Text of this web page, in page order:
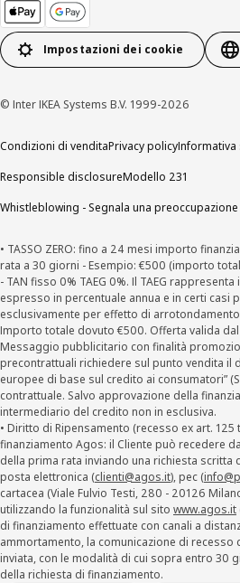
Impostazioni dei cookie
© Inter IKEA Systems B.V. 1999-2026
Condizioni di venditaPrivacy policyInformativa
Responsible disclosureModello 231
Whistleblowing - Segnala una preoccupazione
• TASSO ZERO: fino a 24 mesi importo
rata a 30 giorni - Esempio: €500 (importo
- TAN fisso 0% TAEG 0%. Il TAEG
espresso in percentuale annua e in certi casi
esclusivamente per effetto di
Importo totale dovuto €500. Offerta valida
Messaggio pubblicitario con finalità
precontrattuali richiedere sul punto vendita il
europee di base sul credito ai consumatori”
contrattuale. Salvo approvazione della
intermediario del credito non in esclusiva.
• Diritto di Ripensamento (recesso ex art. 125
finanziamento Agos: il Cliente può recedere
della prima rata inviando una richiesta scritta
posta elettronica (clienti@agos.it), pec (
cartacea (Viale Fulvio Testi, 280 - 20126
utilizzando la funzionalità sul sito www.agos.it
di finanziamento effettuate con canali a
ammortamento, la comunicazione di recesso
inviata, con le modalità di cui sopra entro 30
della richiesta di finanziamento.